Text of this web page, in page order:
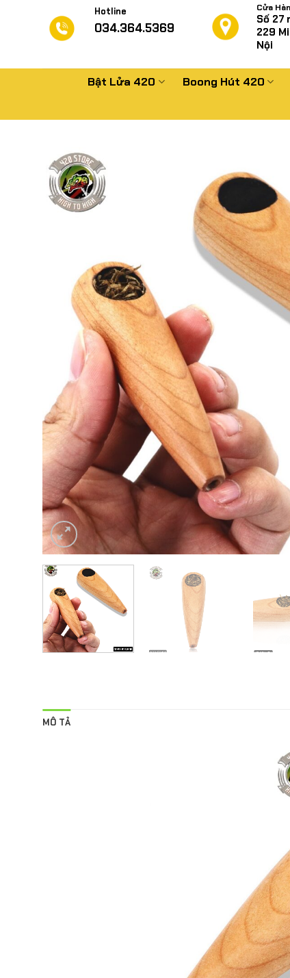
Hotline
034.364.5369
Cửa
Số 27
229
Nội
Bật Lửa 420 Boong Hút 420
MÔ TẢ